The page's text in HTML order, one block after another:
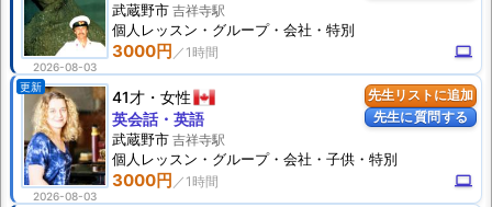
2026-08-03
3000円 computer
武蔵野市 吉祥寺駅
個人 レッスン ・グループ・会社・特別
先生リストに追加
先生に質問する
更新
2026-08-03
41才 女性
3000円 computer
英会話・英語
武蔵野市 吉祥寺駅
個人 レッスン ・グループ・会社・子供・特別